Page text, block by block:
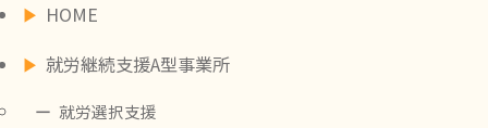
HOME
就労継続支援A型事業所
就労選択支援